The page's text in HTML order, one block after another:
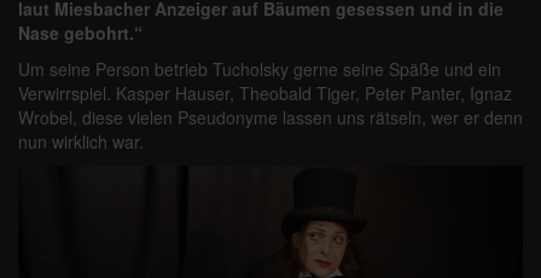
laut Miesbacher Anzeiger auf Bäumen gesessen und in die
Nase gebohrt.“
Um seine Person betrieb Tucholsky gerne seine Späße und ein
Verwirrspiel. Kasper Hauser, Theobald Tiger, Peter Panter, Ignaz
Wrobel, diese vielen Pseudonyme lassen uns rätseln, wer er denn
nun wirklich war.